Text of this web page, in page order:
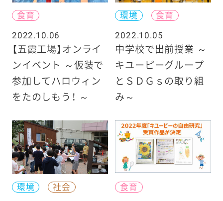
食育
2022.10.06
【五霞工場】オンライ
ンイベント ～仮装で
参加してハロウィン
をたのしもう！ ～
環境
食育
2022.10.05
中学校で出前授業 ～
キユーピーグループ
とＳＤＧｓの取り組
み～
環境
社会
食育